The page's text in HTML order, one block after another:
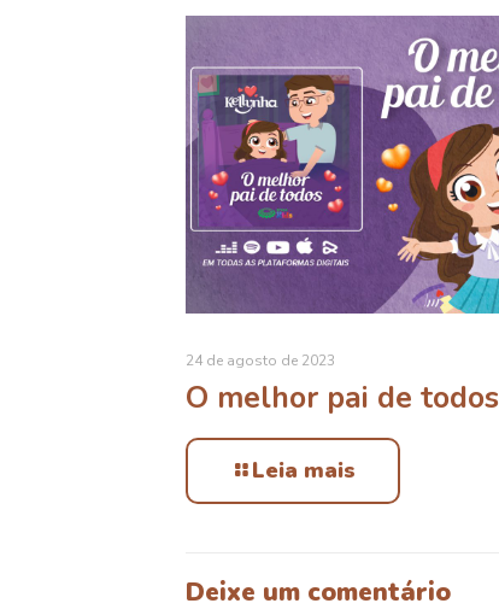
24 de agosto de 2023
O melhor pai de todos
Leia mais
Deixe um comentário